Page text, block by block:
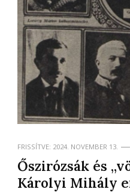
FRISSÍTVE: 2024. NOVEMBER 13.
Őszirózsák és
Károlyi Mihály